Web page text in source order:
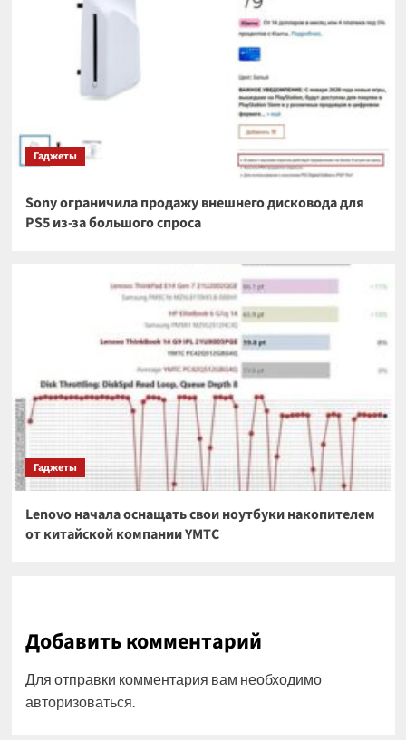
Гаджеты
Sony ограничила продажу внешнего дисковода для
PS5 из-за большого спроса
Гаджеты
Lenovo начала оснащать свои ноутбуки накопителем
от китайской компании YMTC
Добавить комментарий
Для отправки комментария вам необходимо
авторизоваться.